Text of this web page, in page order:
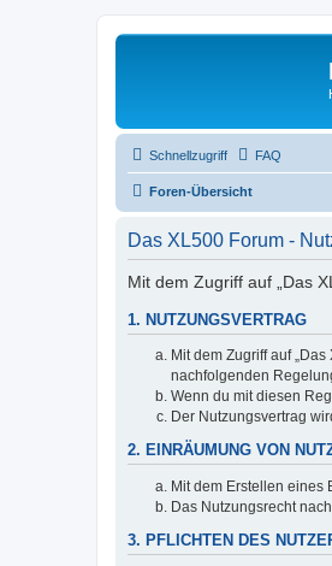
Schnellzugriff FAQ
Foren-Übersicht
Das XL500 Forum -
Mit dem Zugriff auf „Das
1. NUTZUNGSVERTRAG
Mit dem Zugriff auf
nachfolgenden
Wenn du mit diesen
Der Nutzungsvertrag
2. EINRÄUMUNG VON
Mit dem Erstellen eines
Das Nutzungsrecht
3. PFLICHTEN DES